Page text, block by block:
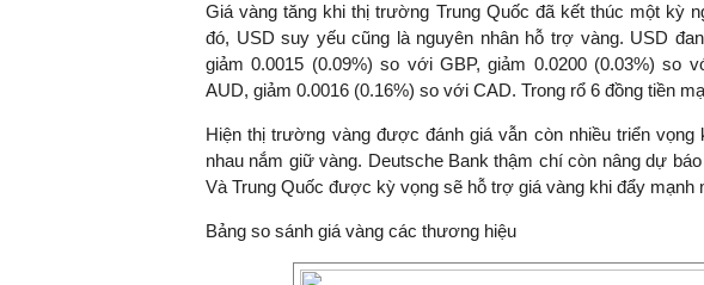
Giá vàng tăng khi thị trường Trung Quốc đã kết thúc một kỳ
đó, USD suy yếu cũng là nguyên nhân hỗ trợ vàng. USD
giảm 0.0015 (0.09%) so với GBP, giảm 0.0200 (0.03%) so
AUD, giảm 0.0016 (0.16%) so với CAD. Trong rổ 6 đồng tiền
Hiện thị trường vàng được đánh giá vẫn còn nhiều triển
nhau nắm giữ vàng. Deutsche Bank thậm chí còn nâng dự
Và Trung Quốc được kỳ vọng sẽ hỗ trợ giá vàng khi đẩy mạnh
Bảng so sánh giá vàng các thương hiệu
nghệ; ban hành các cơ chế
khuyến khích đổi mới sáng tạo,
khởi nghiệp..."